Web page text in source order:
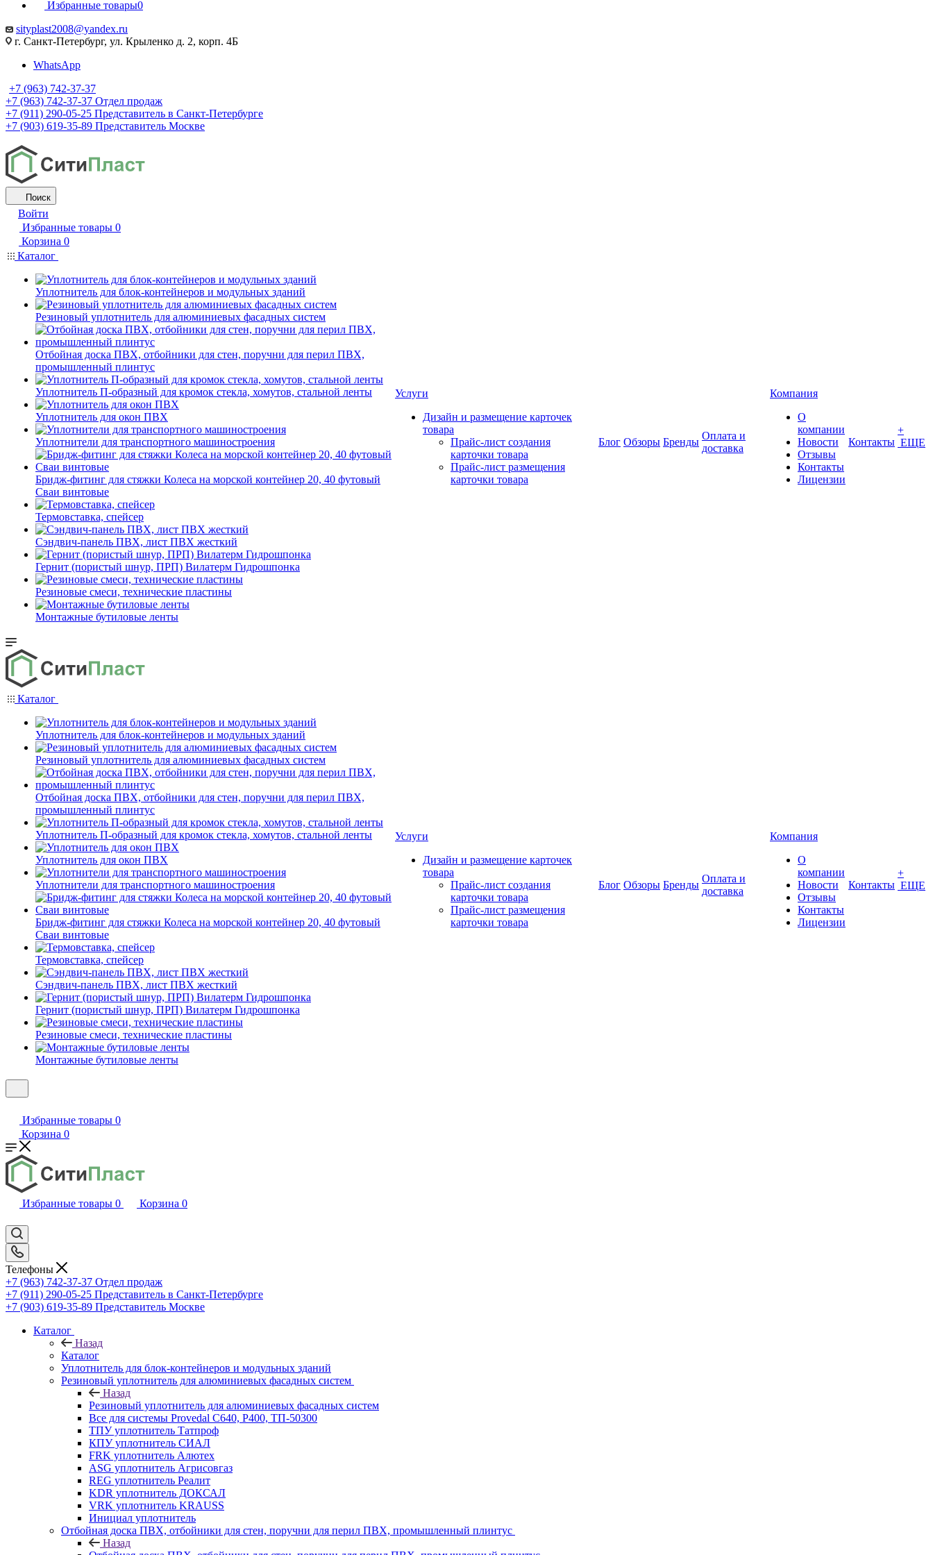
Избранные товары0
sityplast2008@yandex.ru
г. Санкт-Петербург, ул. Крыленко д. 2, корп. 4Б
WhatsApp
+7 (963) 742-37-37
+7 (963) 742-37-37 Отдел продаж
+7 (911) 290-05-25 Представитель в Санкт-Петербурге
+7 (903) 619-35-89 Представитель Москве
Поиск
Войти
Избранные товары 0
Корзина 0
Каталог
Уплотнитель для блок-контейнеров и модульных зданий
Резиновый уплотнитель для алюминиевых фасадных систем
Отбойная доска ПВХ, отбойники для стен, поручни для перил ПВХ,
промышленный плинтус
Уплотнитель П-образный для кромок стекла, хомутов, стальной ленты
Уплотнитель для окон ПВХ
Уплотнители для транспортного машиностроения
Бридж-фитинг для стяжки Колеса на морской контейнер 20, 40 футовый
Сваи винтовые
Термовставка, спейсер
Сэндвич-панель ПВХ, лист ПВХ жесткий
Гернит (пористый шнур, ПРП) Вилатерм Гидрошпонка
Резиновые смеси, технические пластины
Монтажные бутиловые ленты
Услуги
Дизайн и размещение карточек
товара
Прайс-лист создания
карточки товара
Прайс-лист размещения
карточки товара
Блог Обзоры Бренды
Оплата и
доставка
Компания
О
компании
Новости
Отзывы
Контакты
Лицензии
Контакты
+
ЕЩЕ
Каталог
Уплотнитель для блок-контейнеров и модульных зданий
Резиновый уплотнитель для алюминиевых фасадных систем
Отбойная доска ПВХ, отбойники для стен, поручни для перил ПВХ,
промышленный плинтус
Уплотнитель П-образный для кромок стекла, хомутов, стальной ленты
Уплотнитель для окон ПВХ
Уплотнители для транспортного машиностроения
Бридж-фитинг для стяжки Колеса на морской контейнер 20, 40 футовый
Сваи винтовые
Термовставка, спейсер
Сэндвич-панель ПВХ, лист ПВХ жесткий
Гернит (пористый шнур, ПРП) Вилатерм Гидрошпонка
Резиновые смеси, технические пластины
Монтажные бутиловые ленты
Услуги
Дизайн и размещение карточек
товара
Прайс-лист создания
карточки товара
Прайс-лист размещения
карточки товара
Блог Обзоры Бренды
Оплата и
доставка
Компания
О
компании
Новости
Отзывы
Контакты
Лицензии
Контакты
+
ЕЩЕ
Избранные товары 0
Корзина 0
Избранные товары 0 Корзина 0
Телефоны
+7 (963) 742-37-37 Отдел продаж
+7 (911) 290-05-25 Представитель в Санкт-Петербурге
+7 (903) 619-35-89 Представитель Москве
Каталог
Назад
Каталог
Уплотнитель для блок-контейнеров и модульных зданий
Резиновый уплотнитель для алюминиевых фасадных систем
Назад
Резиновый уплотнитель для алюминиевых фасадных систем
Все для системы Provedal С640, Р400, ТП-50300
ТПУ уплотнитель Татпроф
КПУ уплотнитель СИАЛ
FRK уплотнитель Алютех
ASG уплотнитель Агрисовгаз
REG уплотнитель Реалит
KDR уплотнитель ДОКСАЛ
VRK уплотнитель KRAUSS
Инициал уплотнитель
Отбойная доска ПВХ, отбойники для стен, поручни для перил ПВХ, промышленный плинтус
Назад